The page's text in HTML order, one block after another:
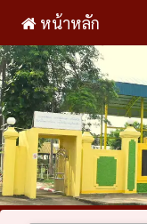
หน้าหลัก